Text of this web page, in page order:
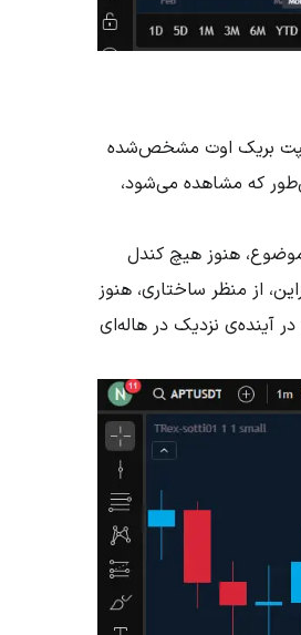
بریک اوت مشخص‌شده
که مشاهده می‌شود،
موضوع، هنوز هیچ کندل
از منظر ساختاری، هنوز
در آینده‌ی نزدیک در هاله‌ای